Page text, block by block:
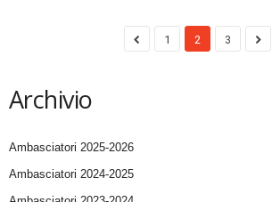
1 2 3
Archivio
Ambasciatori 2025-2026
Ambasciatori 2024-2025